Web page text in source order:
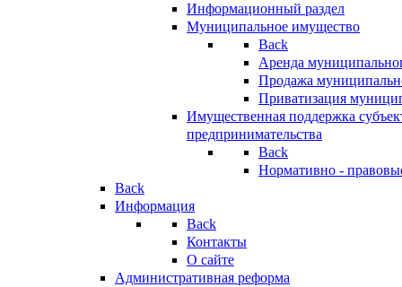
Информационный раздел
Муниципальное имущество
Back
Аренда
Продажа
Приватизация
Имущественная поддержка
предпринимательства
Back
Нормативно -
Back
Информация
Back
Контакты
О сайте
Административная реформа